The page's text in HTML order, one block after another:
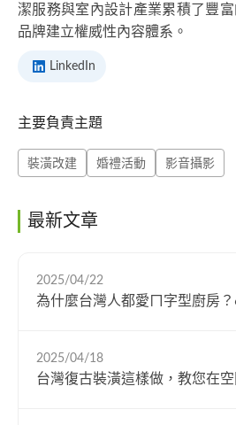
潔服務與室內設計產業累積了豐
品牌建立權威性內容體系。
LinkedIn
主要負責主題
裝潢改建 婚禮活動 影音攝影
最新文章
2025/04/22
為什麼台灣人都愛ㄇ字型廚房
2025/04/18
台灣復古裝潢這樣做，教您在空